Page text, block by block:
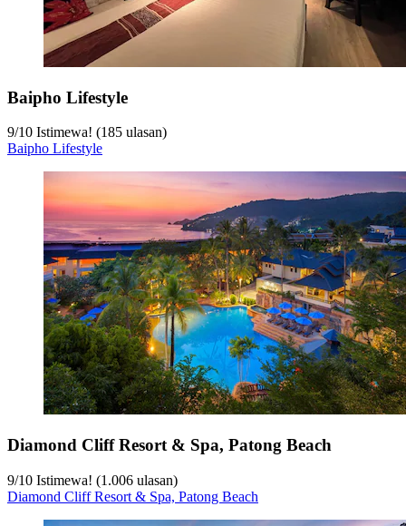
Baipho Lifestyle
9/10 Istimewa! (185 ulasan)
Baipho Lifestyle
Diamond Cliff Resort & Spa, Patong Beach
9/10 Istimewa! (1.006 ulasan)
Diamond Cliff Resort & Spa, Patong Beach